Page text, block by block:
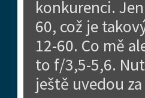
konkurenci.
60, což je
12-60. Co mě
to f/3,5-5,6.
ještě uvedou